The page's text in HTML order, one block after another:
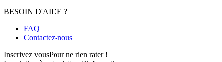
BESOIN D'AIDE ?
FAQ
Contactez-nous
Inscrivez vousPour ne rien rater !